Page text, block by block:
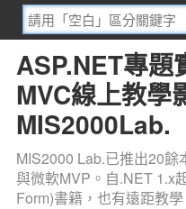
ASP.NET專題
MVC線上教學
MIS2000Lab.
MIS2000 Lab.已推出20
與微軟MVP。自.NET 1.x
Form)書籍，也有遠距教